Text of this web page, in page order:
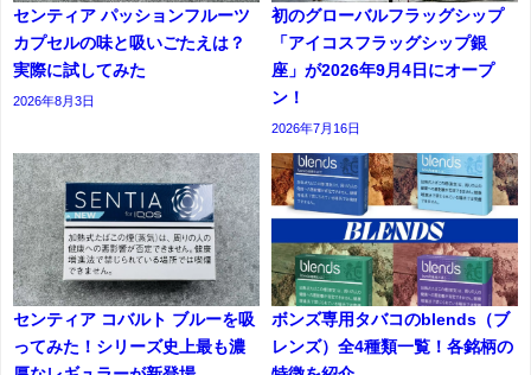
センティア パッションフルーツ
カプセルの味と吸いごたえは？
実際に試してみた
2026年8月3日
初のグローバルフラッグシップ
「アイコスフラッグシップ銀
座」が2026年9月4日にオープ
ン！
2026年7月16日
センティア コバルト ブルーを吸
ってみた！シリーズ史上最も濃
ボンズ専用タバコのblends（ブ
レンズ）全4種類一覧！各銘柄の